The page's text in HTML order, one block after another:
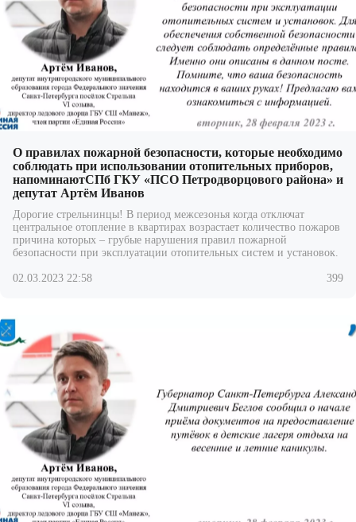
О правилах пожарной безопасности, которые необходимо
соблюдать при использовании отопительных приборов,
напоминаютСПб ГКУ «ПСО Петродворцового района» и
депутат Артём Иванов
Дорогие стрельнинцы! В период межсезонья когда отключат
центральное отопление в квартирах возрастает количество пожаров
причинакоторых – грубые нарушения правил пожарной
безопасности при эксплуатации отопительных систем и установок.
02.03.2023 22:58 399